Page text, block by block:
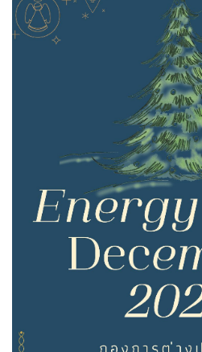
ติดต่อเรา
ช่องทางอิเล็กทรอนิกส์สำหรับติดต่อ
แผนผังเว็บไซต์